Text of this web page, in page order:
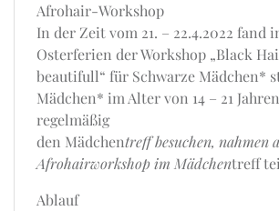
Afrohair-Workshop
In der Zeit vom 21. – 22.4.2022 fand
Osterferien der Workshop „Black
beautifull“ für Schwarze Mädchen*
Mädchen* im Alter von 14 – 21
regelmäßig
den Mädchentreff besuchen, nahmen
Afrohairworkshop im Mädchentreff
Ablauf